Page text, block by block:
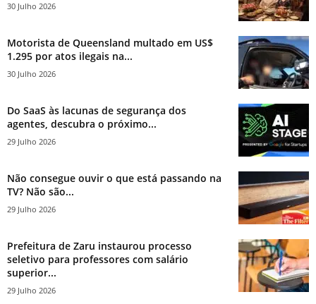
30 Julho 2026
Motorista de Queensland multado em US$
1.295 por atos ilegais na...
30 Julho 2026
Do SaaS às lacunas de segurança dos
agentes, descubra o próximo...
29 Julho 2026
Não consegue ouvir o que está passando na
TV? Não são...
29 Julho 2026
Prefeitura de Zaru instaurou processo
seletivo para professores com salário
superior...
29 Julho 2026